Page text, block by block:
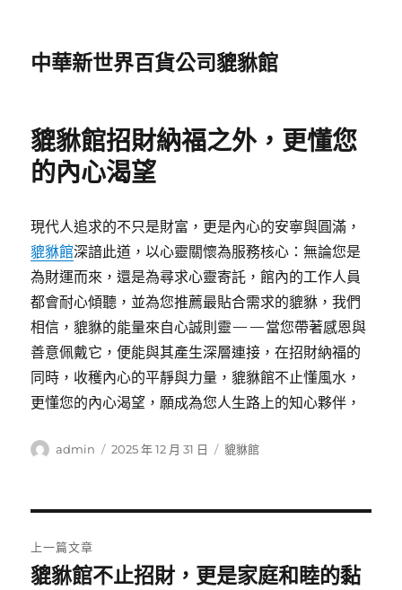
中華新世界百貨公司貔貅館
貔貅館招財納福之外，更懂您
的內心渴望
現代人追求的不只是財富，更是內心的安寧與圓滿，
貔貅館深諳此道，以心靈關懷為服務核心：無論您是
為財運而來，還是為尋求心靈寄託，館內的工作人員
都會耐心傾聽，並為您推薦最貼合需求的貔貅，我們
相信，貔貅的能量來自心誠則靈——當您帶著感恩與
善意佩戴它，便能與其產生深層連接，在招財納福的
同時，收穫內心的平靜與力量，貔貅館不止懂風水，
更懂您的內心渴望，願成為您人生路上的知心夥伴，
作
admin
發
2025 年 12 月 31 日
分
貔貅館
章
上一篇文章
上
貔貅館不止招財，更是家庭和睦的黏